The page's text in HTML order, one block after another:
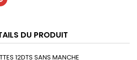
DU PRODUIT
12DTS SANS MANCHE